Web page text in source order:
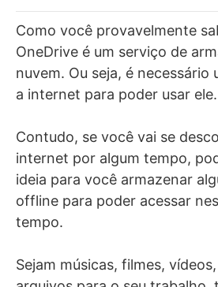
Como você provavelmente
OneDrive é um serviço de
nuvem. Ou seja, é necessário
a internet para poder usar ele.
Contudo, se você vai se
internet por algum tempo,
ideia para você armazenar
offline para poder acessar
tempo.
Sejam músicas, filmes,